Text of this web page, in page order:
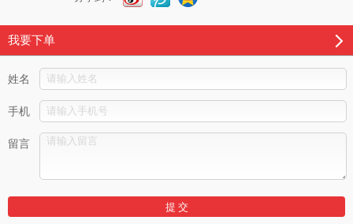
我要下单
姓名
手机
留言